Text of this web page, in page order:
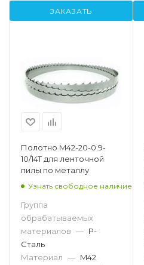
ЗАКАЗАТЬ
Полотно M42-20-0.9-
10/14T для ленточной
пилы по металлу
Узнать свободное наличие
Группа
обрабатываемых
материалов — P-
Сталь
Материал — M42